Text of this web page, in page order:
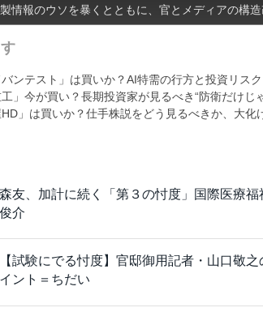
情報のウソを暴くとともに、官とメディアの構造
ンテスト」は買いか？AI特需の行方と投資リス
」今が買い？長期投資家が見るべき“防衛だけじ
」は買いか？仕手株説をどう見るべきか、大化
森友、加計に続く「第３の忖度」国際医療
俊介
【試験にでる忖度】官邸御用記者・山口敬
イント＝ちだい